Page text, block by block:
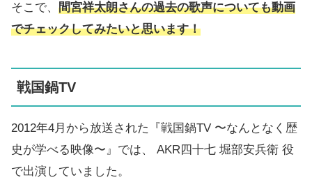
そこで、 間宮祥太朗さんの過去の歌声についても動画
でチェックしてみたいと思います！
戦国鍋TV
2012年4月から放送された『戦国鍋TV 〜なんとなく歴
史が学べる映像〜』では、 AKR四十七 堀部安兵衛 役
で出演していました。